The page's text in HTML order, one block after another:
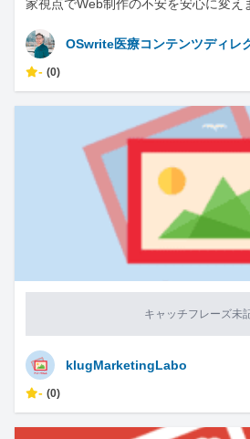
家視点でWeb制作の不安を安心に変え
OSwrite医療コンテンツディレ
- (0)
キャッチフレーズ未
klugMarketingLabo
- (0)